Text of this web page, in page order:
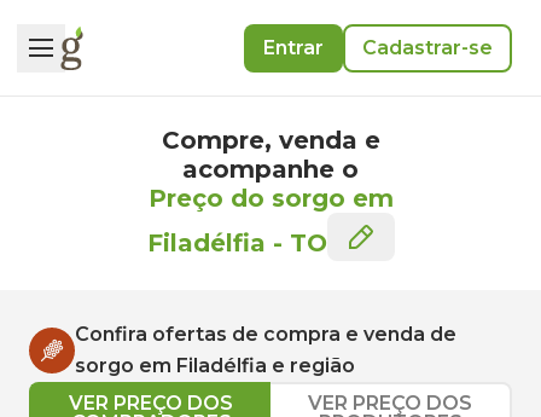
Entrar Cadastrar-se
Compre, venda e
acompanhe o
Preço do sorgo em
Filadélfia - TO
Confira ofertas de compra e venda de
sorgo em Filadélfia e região
VER PREÇO DOS
VER PREÇO DOS